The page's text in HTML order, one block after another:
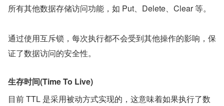
所有其他数据存储访问功能，如 Put、Delete、Clear 等。
通过使用互斥锁，每次执行都不会受到其他操作的影响，保
证了数据访问的安全性。
生存时间(Time To Live)
目前 TTL 是采用被动方式实现的，这意味着如果执行了数